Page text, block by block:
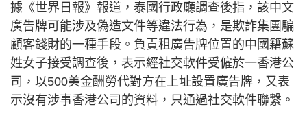
據《世界日報》報道，泰國行政廳調查後指，該中文
廣告牌可能涉及偽造文件等違法行為，是欺詐集團騙
顧客錢財的一種手段。負責租廣告牌位置的中國籍蘇
姓女子接受調查後，表示經社交軟件受僱於一香港公
司，以500美金酬勞代對方在上址設置廣告牌，又表
示沒有涉事香港公司的資料，只通過社交軟件聯繫。